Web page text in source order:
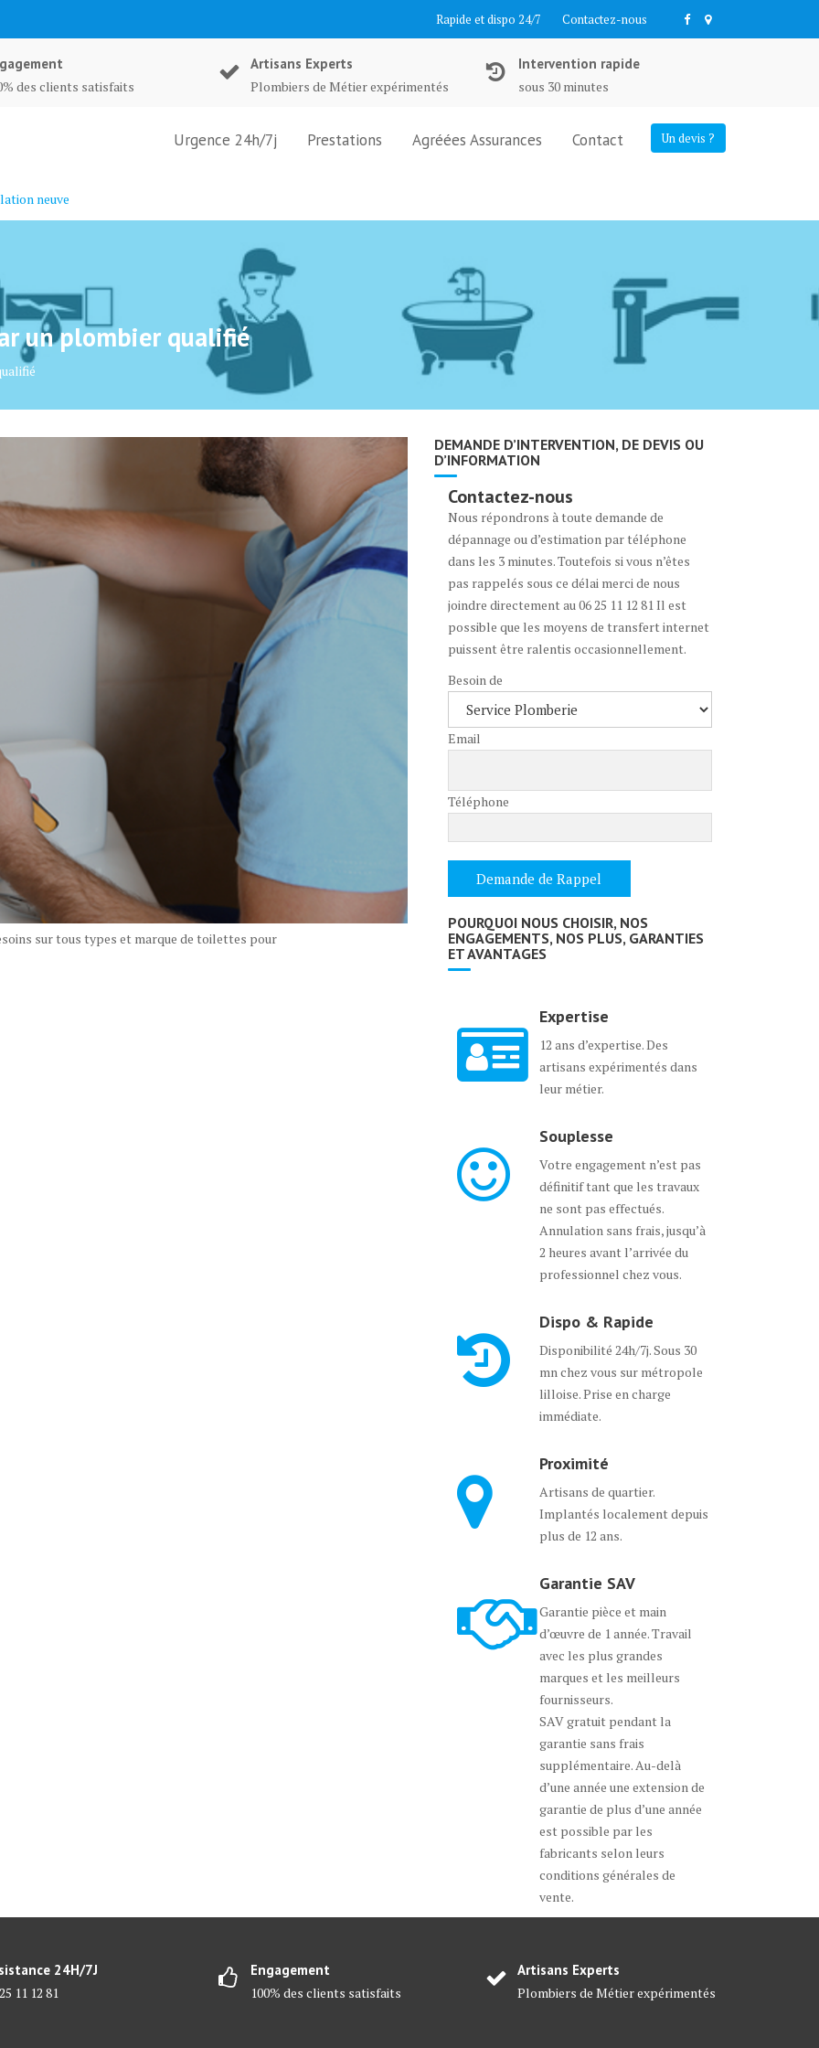
Rapide et dispo 24/7 Contactez-nous
des clients satisfaits
Artisans Experts
Plombiers de Métier expérimentés
Intervention rapide
sous 30 minutes
neuve
Un devis ?
Urgence 24h/7j Prestations Agréées Assurances Contact
un plombier qualifié
sur tous types et marque de toilettes pour
DEMANDE D’INTERVENTION, DE DEVIS OU
D’INFORMATION
Contactez-nous
Nous répondrons à toute demande de
dépannage ou d’estimation par téléphone
dans les 3 minutes. Toutefois si vous n’êtes
pas rappelés sous ce délai merci de nous
joindre directement au 06 25 11 12 81 Il est
possible que les moyens de transfert internet
puissent être ralentis occasionnellement.
Besoin de
Email
Téléphone
POURQUOI NOUS CHOISIR, NOS
ENGAGEMENTS, NOS PLUS, GARANTIES
ET AVANTAGES
Expertise
12 ans d’expertise. Des
artisans expérimentés dans
leur métier.
Souplesse
Votre engagement n’est pas
définitif tant que les travaux
ne sont pas effectués.
Annulation sans frais, jusqu’à
2 heures avant l’arrivée du
professionnel chez vous.
Dispo & Rapide
Disponibilité 24h/7j. Sous 30
mn chez vous sur métropole
lilloise. Prise en charge
immédiate.
Proximité
Artisans de quartier.
Implantés localement depuis
plus de 12 ans.
Garantie SAV
Garantie pièce et main
d’œuvre de 1 année. Travail
avec les plus grandes
marques et les meilleurs
fournisseurs.
SAV gratuit pendant la
garantie sans frais
supplémentaire. Au-delà
d’une année une extension de
garantie de plus d’une année
est possible par les
fabricants selon leurs
conditions générales de
vente.
24H/7J
11 12 81
Engagement
100% des clients satisfaits
Artisans Experts
Plombiers de Métier expérimentés